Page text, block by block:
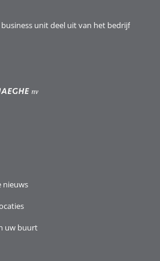
unit deel uit van het bedrijf
nieuws
uw buurt